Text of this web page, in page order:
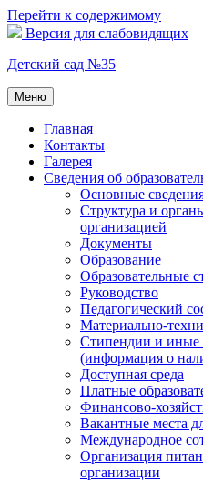
Перейти к содержимому
Версия для слабовидящих
Детский сад №35
Меню
Главная
Контакты
Галерея
Сведения об
Основные
Структура и
организацией
Документы
Образование
Образовательные
Руководство
Педагогический
Материально-
Стипендии и иные
(информация о
Доступная среда
Платные
Финансово-
Вакантные места
Международное
Организация
организации